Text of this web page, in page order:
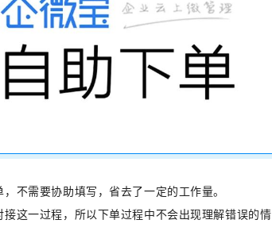
不需要协助填写，省去了一定的工作量。
这一过程，所以下单过程中不会出现理解错误的情